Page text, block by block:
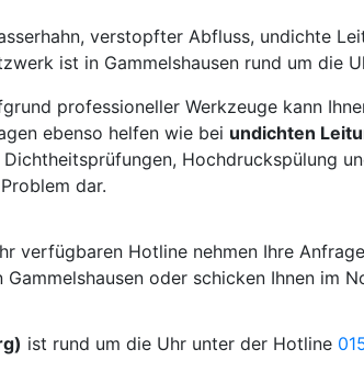
verstopfter Abfluss, undichte
ist in Gammelshausen rund um die
professioneller Werkzeuge kann
ebenso helfen wie bei undichten
Hochdruckspülung
dar.
verfügbaren Hotline nehmen Ihre
oder schicken Ihnen im
ist rund um die Uhr unter der Hotline